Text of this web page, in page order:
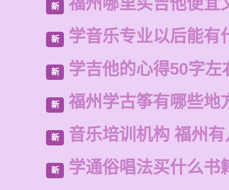
新
新 学音乐专业以后能有
新 学吉他的心得50字左
新 福州学古筝有哪些地
新 音乐培训机构 福州
新 学通俗唱法买什么书